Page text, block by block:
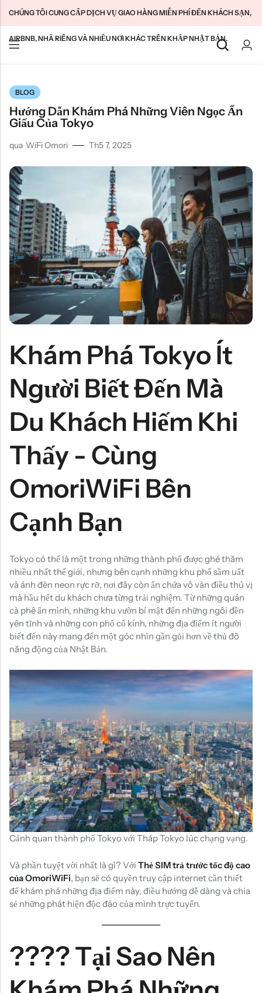
CHÚNG TÔI CUNG CẤP DỊCH VỤ GIAO HÀNG MIỄN PHÍ ĐẾN KHÁCH SẠN,
AIRBNB, NHÀ RIÊNG VÀ NHIỀU NƠI KHÁC TRÊN KHẮP NHẬT BẢN.
BLOG
Hướng Dẫn Khám Phá Những Viên Ngọc Ẩn
Giấu Của Tokyo
qua WiFi Omori Th5 7, 2025
Khám Phá Tokyo Ít
Người Biết Đến Mà
Du Khách Hiếm Khi
Thấy - Cùng
OmoriWiFi Bên
Cạnh Bạn
Tokyo có thể là một trong những thành phố được ghé thăm
nhiều nhất thế giới, nhưng bên cạnh những khu phố sầm uất
và ánh đèn neon rực rỡ, nơi đây còn ẩn chứa vô vàn điều thú vị
mà hầu hết du khách chưa từng trải nghiệm. Từ những quán
cà phê ẩn mình, những khu vườn bí mật đến những ngôi đền
yên tĩnh và những con phố cổ kính, những địa điểm ít người
biết đến này mang đến một góc nhìn gần gũi hơn về thủ đô
năng động của Nhật Bản.
Cảnh quan thành phố Tokyo với Tháp Tokyo lúc chạng vạng.
Và phần tuyệt vời nhất là gì? Với Thẻ SIM trả trước tốc độ cao
của OmoriWiFi, bạn sẽ có quyền truy cập internet cần thiết
để khám phá những địa điểm này, điều hướng dễ dàng và chia
sẻ những phát hiện độc đáo của mình trực tuyến.
????️ Tại Sao Nên
SIM du lịch Nhật Bản
SIM dài hạn Nhật Bản
WiFi gia đình không giới hạn
Pocket WiFi không giới hạn
Đám mây WiFi không giới hạn
Giới thiệu về chúng tôi
Liên hệ với chúng tôi
特定商取引法に基づく表記
Chính sách bảo mật
Điều khoản & Điều kiện